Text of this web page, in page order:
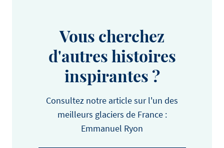
Vous cherchez
d'autres histoires
inspirantes ?
Consultez notre article sur l'un des
meilleurs glaciers de France :
Emmanuel Ryon